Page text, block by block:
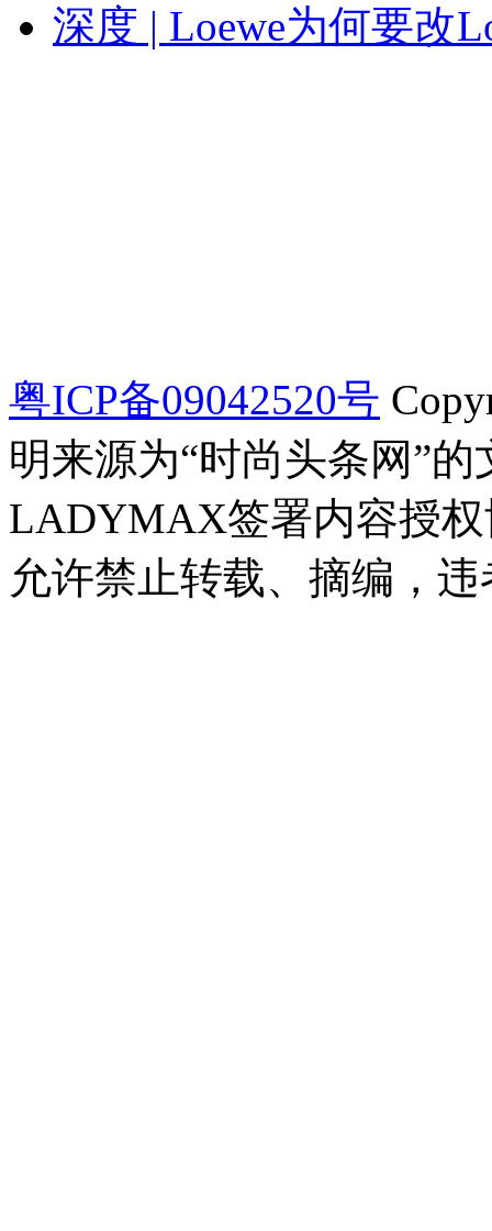
深度 | Loewe为何要改
粤ICP备09042520号
明来源为“时尚头条网”
LADYMAX签署内容授
允许禁止转载、摘编，